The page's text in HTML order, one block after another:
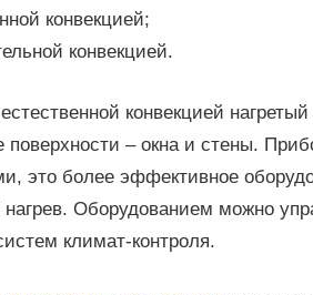
конвекцией;
конвекцией.
конвекцией
поверхности – окна и стены.
это более эффективное
Оборудованием можно
климат-контроля.